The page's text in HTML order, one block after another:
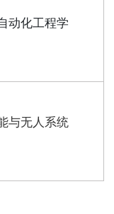
动化工程学
与无人系统